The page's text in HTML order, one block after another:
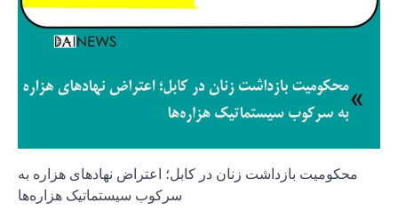
محکومیت بازداشت زنان در کابل؛ اعتراض نهادهای هزاره به
سرکوب سیستماتیک هزاره‌ها